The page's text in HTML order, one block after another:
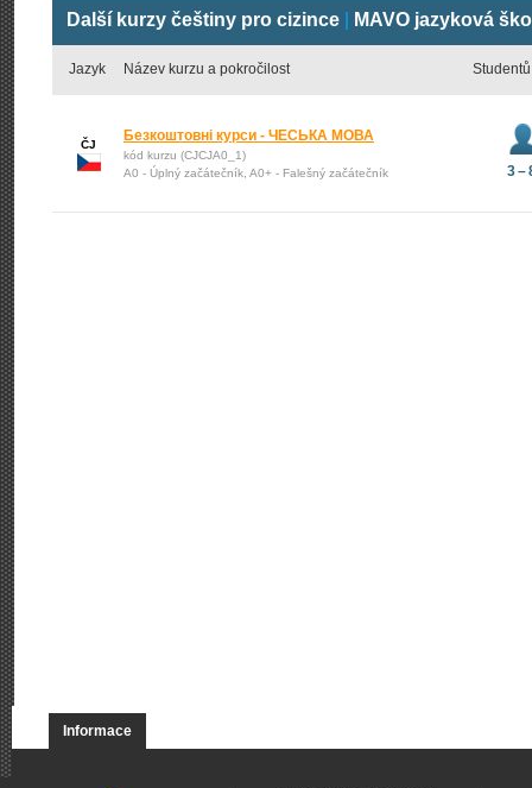
Další kurzy češtiny pro cizince MAVO jazyková
Jazyk Název kurzu a pokročilost Studentů
ČJ
Безкоштовні курси - ЧЕСЬКА МОВА
kód kurzu (CJCJA0_1)
A0 - Úplný začátečník, A0+ - Falešný začátečník
3 –
Informace